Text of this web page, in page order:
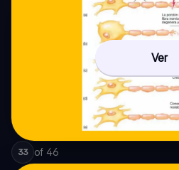
Ver
33 of 46